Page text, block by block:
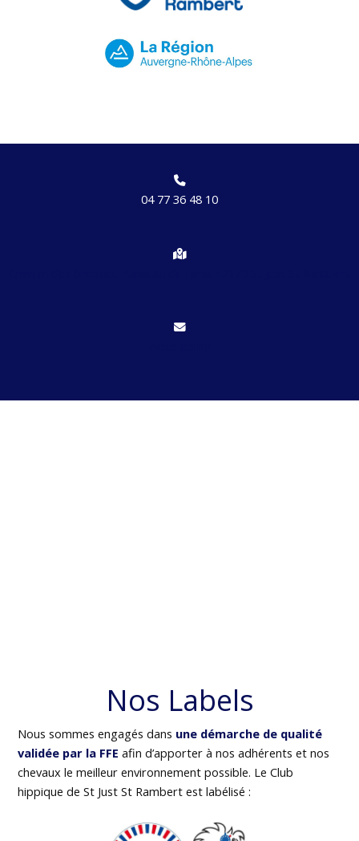
04 77 36 48 10
Nos Labels
Nous sommes engagés dans une démarche de qualité
validée par la FFE afin d’apporter à nos adhérents et nos
chevaux le meilleur environnement possible. Le Club
hippique de St Just St Rambert est labélisé :